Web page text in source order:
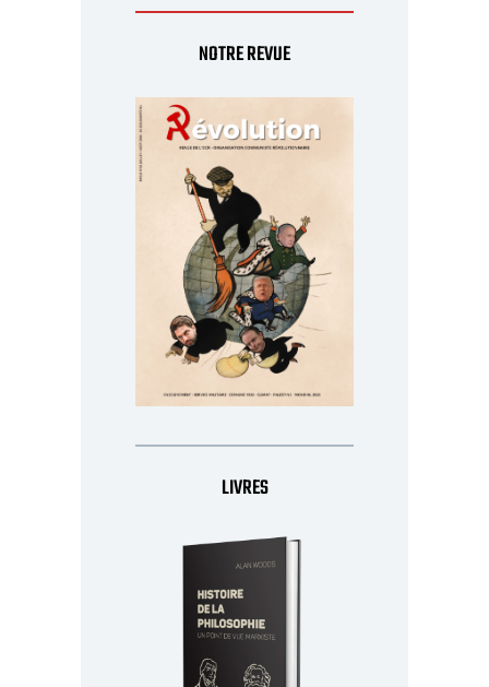
NOTRE REVUE
LIVRES